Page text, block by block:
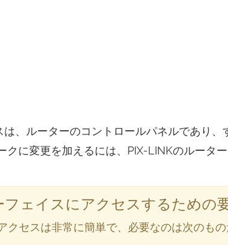
は、ルーターのコントロールパネルであり、
に変更を加えるには、PIX-LINKのルータ
ェイスにアクセスするための
セスは非常に簡単で、必要なのは次のもの